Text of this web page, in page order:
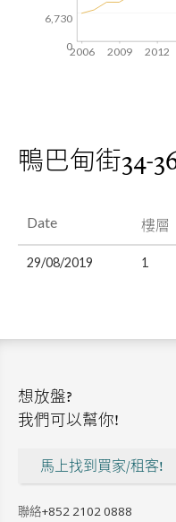
2006 2009 2012
6,730
0
鴨巴甸街34-
Date 樓層
29/08/2019 1
想放盤?
我們可以幫你!
馬上找到買家/租客!
聯絡+852 2102 0888